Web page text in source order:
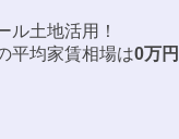
ル土地活用！
平均家賃相場は0万円